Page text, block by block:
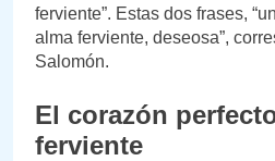
ferviente”. Estas dos frases,
alma ferviente, deseosa”,
Salomón.
El corazón
ferviente